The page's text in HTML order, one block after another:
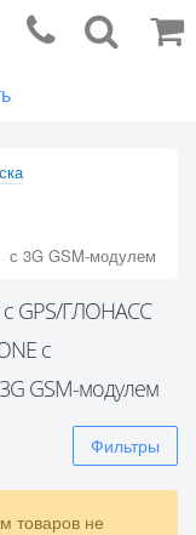
с 3G GSM-модулем
с GPS/ГЛОНАСС
с
GSM-модулем
Фильтры
товаров не